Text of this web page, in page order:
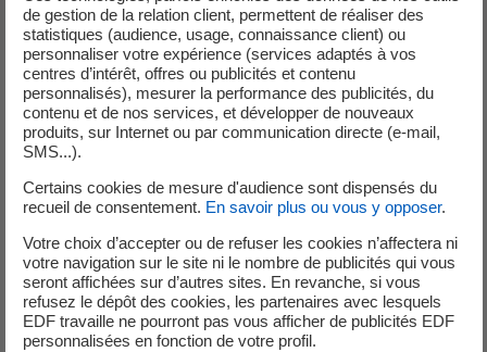
de gestion de la relation client, permettent de réaliser des
statistiques (audience, usage, connaissance client) ou
personnaliser votre expérience (services adaptés à vos
centres d’intérêt, offres ou publicités et contenu
personnalisés), mesurer la performance des publicités, du
contenu et de nos services, et développer de nouveaux
produits, sur Internet ou par communication directe (e-mail,
SMS...).
Certains cookies de mesure d'audience sont dispensés du
recueil de consentement. En savoir plus ou vous y opposer.
Votre choix d’accepter ou de refuser les cookies n’affectera ni
votre navigation sur le site ni le nombre de publicités qui vous
seront affichées sur d’autres sites. En revanche, si vous
refusez le dépôt des cookies, les partenaires avec lesquels
EDF travaille ne pourront pas vous afficher de publicités EDF
personnalisées en fonction de votre profil.